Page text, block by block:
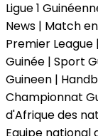
Ligue 1
News | Match
Premier League
Guinée | Sport
Guineen |
Championnat
d'Afrique des
Equipe national